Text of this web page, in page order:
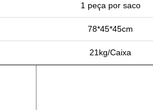
1 peça por saco
78*45*45cm
21kg/Caixa